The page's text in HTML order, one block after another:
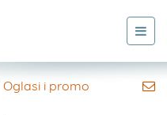
Oglasi i promo